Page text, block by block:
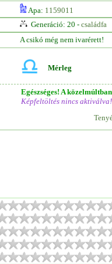
Apa: 1159011
Generáció: 20 - családfa
A csikó még nem ivarérett!
Mérleg
Egészséges! A
Képfeltöltés nincs aktiválva!